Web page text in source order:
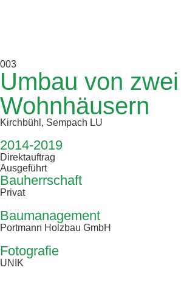
003
Umbau von zwei
Wohnhäusern
Kirchbühl, Sempach LU
2014-2019
Direktauftrag
Ausgeführt
Bauherrschaft
Privat
Baumanagement
Portmann Holzbau GmbH
Fotografie
UNIK